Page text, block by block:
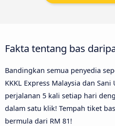
Fakta tentang bas
Bandingkan semua penyedia
KKKL Express Malaysia dan
perjalanan 5 kali setiap hari
dalam satu klik! Tempah tiket
bermula dari RM 81!